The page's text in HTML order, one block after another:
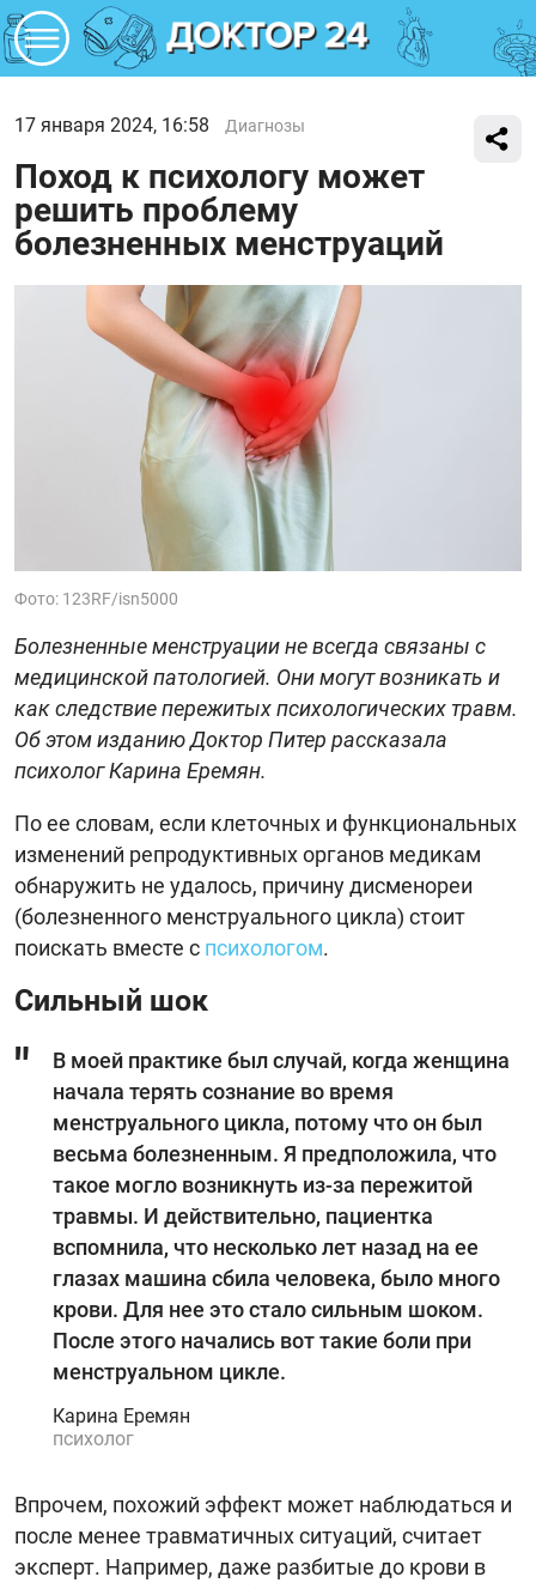
17 января 2024, 16:58 Диагнозы
Поход к психологу может
решить проблему
болезненных менструаций
Фото: 123RF/isn5000
Болезненные менструации не всегда связаны с
медицинской патологией. Они могут возникать и
как следствие пережитых психологических травм.
Об этом изданию Доктор Питер рассказала
психолог Карина Еремян.
По ее словам, если клеточных и функциональных
изменений репродуктивных органов медикам
обнаружить не удалось, причину дисменореи
(болезненного менструального цикла) стоит
поискать вместе с психологом.
Сильный шок
В моей практике был случай, когда женщина
начала терять сознание во время
менструального цикла, потому что он был
весьма болезненным. Я предположила, что
такое могло возникнуть из-за пережитой
травмы. И действительно, пациентка
вспомнила, что несколько лет назад на ее
глазах машина сбила человека, было много
крови. Для нее это стало сильным шоком.
После этого начались вот такие боли при
менструальном цикле.
Карина Еремян
психолог
Впрочем, похожий эффект может наблюдаться и
после менее травматичных ситуаций, считает
эксперт. Например, даже разбитые до крови в